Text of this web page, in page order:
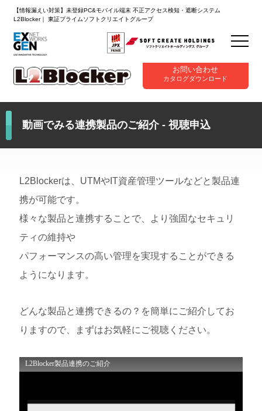
【情報漏えい対策】未登録PC&モバイル端末 不正アクセス検知・遮断システム
L2Blocker｜ 東証プライムソフトクリエイトグループ
お問い合わせ
カタログダウンロード
動画でみる連携製品のご紹介 - 視聴申込
L2Blockerは、UTMやIT資産管理ツールなどと製品連
携が可能です。
様々な製品と連携することで、より強固なセキュリ
ティの維持や
パフォーマンスの高い管理を実現することができる
ようになります。
どんな製品と連携できるの？を簡単にご紹介してお
りますので、まずはお気軽にご視聴ください。